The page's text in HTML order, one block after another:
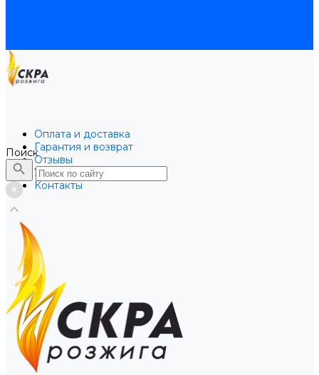
Оплата и доставка
Гарантия и возврат
Отзывы
Услуги
Контакты
Поиск